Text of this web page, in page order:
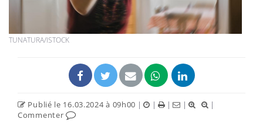
TUNATURA/ISTOCK
Publié le 16.03.2024 à 09h00 | | | |
|
Commenter